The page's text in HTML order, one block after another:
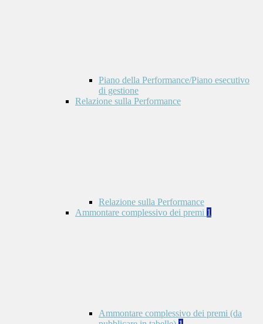
Piano della Performance/Piano esecutivo
di gestione
Relazione sulla Performance
Relazione sulla Performance
Ammontare complessivo dei premi 1
Ammontare complessivo dei premi (da